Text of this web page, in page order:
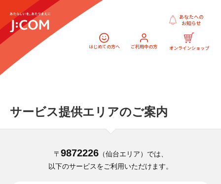
はじめての方へ ご利用中の方 オンラインショップ
あなたへの
お知らせ
サービス提供エリアのご案内
〒 9872226（仙台エリア）では、
以下のサービスをご利用いただけます。